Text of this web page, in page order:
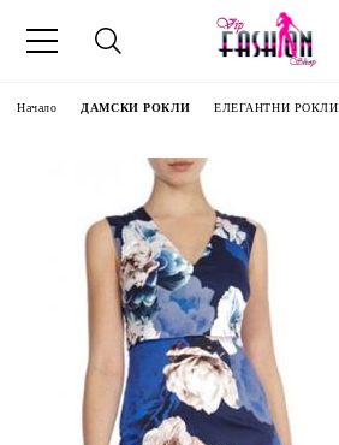
Начало ДАМСКИ РОКЛИ ЕЛЕГАНТНИ РОКЛИ